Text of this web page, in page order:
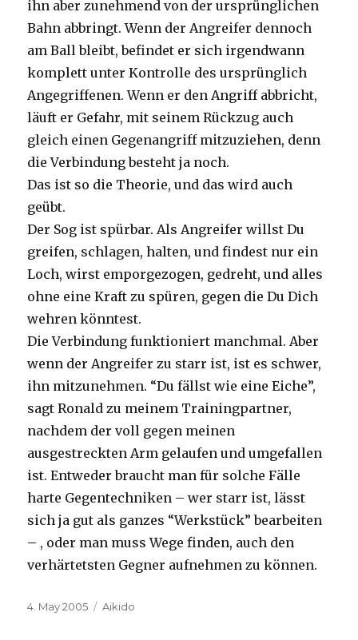
ihn aber zunehmend von der ursprünglichen
Bahn abbringt. Wenn der Angreifer dennoch
am Ball bleibt, befindet er sich irgendwann
komplett unter Kontrolle des ursprünglich
Angegriffenen. Wenn er den Angriff abbricht,
läuft er Gefahr, mit seinem Rückzug auch
gleich einen Gegenangriff mitzuziehen, denn
die Verbindung besteht ja noch.
Das ist so die Theorie, und das wird auch
geübt.
Der Sog ist spürbar. Als Angreifer willst Du
greifen, schlagen, halten, und findest nur ein
Loch, wirst emporgezogen, gedreht, und alles
ohne eine Kraft zu spüren, gegen die Du Dich
wehren könntest.
Die Verbindung funktioniert manchmal. Aber
wenn der Angreifer zu starr ist, ist es schwer,
ihn mitzunehmen. “Du fällst wie eine Eiche”,
sagt Ronald zu meinem Trainingpartner,
nachdem der voll gegen meinen
ausgestreckten Arm gelaufen und umgefallen
ist. Entweder braucht man für solche Fälle
harte Gegentechniken – wer starr ist, lässt
sich ja gut als ganzes “Werkstück” bearbeiten
– , oder man muss Wege finden, auch den
verhärtetsten Gegner aufnehmen zu können.
Posted
4. May 2005 Categories
Aikido